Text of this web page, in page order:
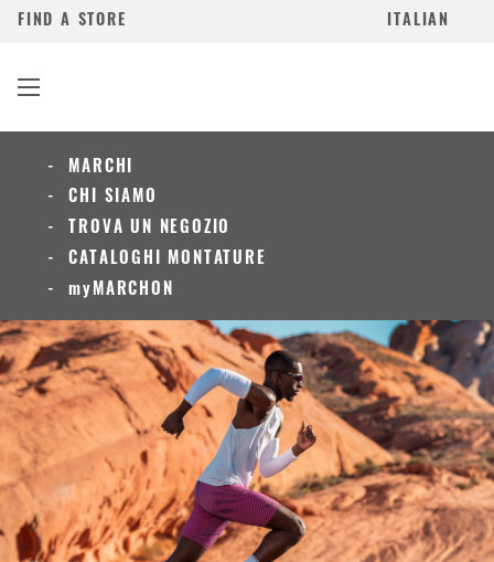
ITALIAN
FIND A STORE
MARCHI
CHI SIAMO
TROVA UN NEGOZIO
CATALOGHI MONTATURE
myMARCHON